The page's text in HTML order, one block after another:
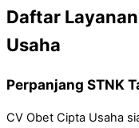
Daftar
Usaha
Perpanjang STNK
CV Obet Cipta Usaha